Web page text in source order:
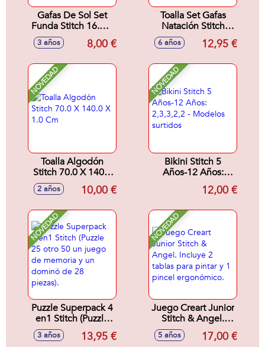
Gafas De Sol Set
Funda Stitch 16.5 X
17.0 X 1.5 Cm
3 años 8,00 €
Toalla Set Gafas
Natación Stitch
24.0 X 34.0 X 6.0
6 años 12,95 €
NOVEDAD
Toalla Algodón
Stitch 70.0 X 140.0
X 1.0 Cm
2 años 10,00 €
NOVEDAD
Bikini Stitch 5
Años-12 Años:
2,3,3,2,2 - Modelos
surtidos12,00 €
NOVEDAD
Puzzle Superpack 4
en1 Stitch (Puzzle
25 otro 50 un juego
de memoria y un
3 años 13,95 €
NOVEDAD
Juego Creart Junior
Stitch & Angel.
Incluye 2 tablas
para pintar y 1
5 años 17,00 €